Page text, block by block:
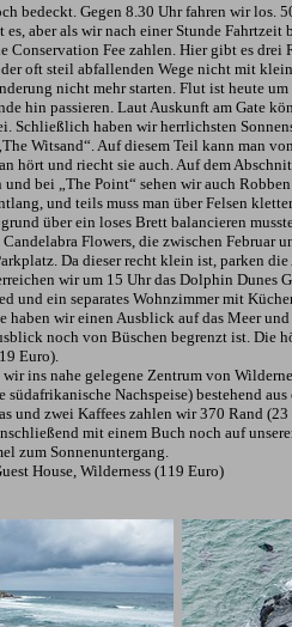
bedeckt. Gegen 8.30 Uhr fahren wir
es, aber als wir nach einer Stunde
Conservation Fee zahlen. Hier gibt es
oft steil abfallenden Wege nicht mit
nicht mehr starten. Flut ist heute
hin passieren. Laut Auskunft am Gate
Schließlich haben wir herrlichsten
Witsand“. Auf diesem Teil kann man
hört und riecht sie auch. Auf dem
bei „The Point“ sehen wir auch
und teils muss man über Felsen
über ein loses Brett balancieren
Flowers, die zwischen
Da dieser recht klein ist, parken
wir um 15 Uhr das Dolphin Dunes
und ein separates Wohnzimmer mit
haben wir einen Ausblick auf das Meer
noch von Büschen begrenzt ist.
Euro).
ins nahe gelegene Zentrum von
Nachspeise) bestehend
und zwei Kaffees zahlen wir 370 Rand
mit einem Buch noch auf
zum Sonnenuntergang.
House, Wilderness (119 Euro)